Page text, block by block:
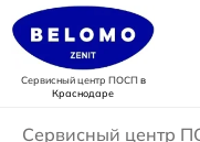
Сервисный центр ПОСПв
Краснодаре
Сервисный центр